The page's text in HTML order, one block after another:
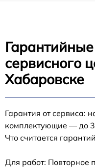
сервисного
Хабаровске
Гарантия от сервиса:
комплектующие — до 3
Что считается
Для работ: Повторное